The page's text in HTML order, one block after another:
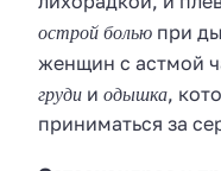
острой болью при
женщин с астмой
груди и одышка,
приниматься за